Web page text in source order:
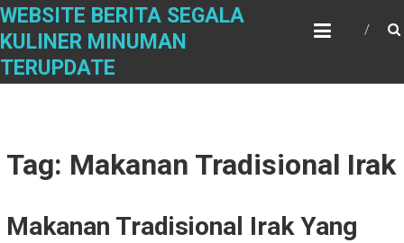
Skip
content
WEBSITE BERITA SEGALA
KULINER MINUMAN
TERUPDATE
Tag: Makanan Tradisional Irak
Makanan Tradisional Irak Yang